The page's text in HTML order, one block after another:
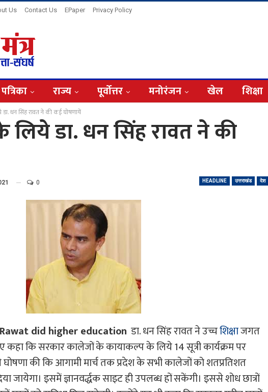
Us Contact Us EPaper Privacy Policy
पत्रिका राज्य पूर्वोत्तर मनोरंजन खेल शिक्षा
धन सिंह रावत ने की कई घोषणायें
लिये डा. धन सिंह रावत ने की
HEADLINE उत्तराखंड देश
0
did higher education डा. धन सिंह रावत ने उच्चशिक्षाजगत
कि सरकार कालेजों के कायाकल्प के लिये 14 सूत्री कार्यक्रम पर
घोषणा की कि आगामी मार्च तक प्रदेश के सभी कालेजों को शतप्रतिशत
जायेगा। इसमें ज्ञानवर्द्धक साइट ही उपलब्ध हों सकेंगी। इससे शोध छात्रों